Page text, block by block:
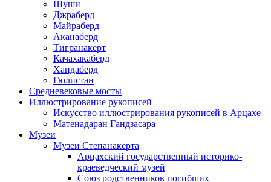
Шуши
Джраберд
Майраберд
Аканаберд
Тигранакерт
Качахакаберд
Хандаберд
Гюлистан
Средневековые мосты
Иллюстрирование рукописей
Искусство иллюстрирования рукописей в Арцахе
Матенадаран Гандзасара
Музеи
Музеи Степанакерта
Арцахский государственный историко-
краеведческий музей
Союз родственников погибших